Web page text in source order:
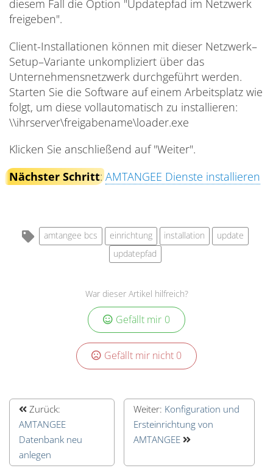
diesem Fall die Option "Updatepfad im Netzwerk
freigeben".
Client-Installationen können mit dieser Netzwerk–
Setup–Variante unkompliziert über das
Unternehmensnetzwerk durchgeführt werden.
Starten Sie die Software auf einem Arbeitsplatz wie
folgt, um diese vollautomatisch zu installieren:
\\ihrserver\freigabename\loader.exe
Klicken Sie anschließend auf "Weiter".
Nächster Schritt:AMTANGEE Dienste installieren
amtangee bcs einrichtung installation
update
updatepfad
War dieser Artikel hilfreich?
Gefällt mir 0
Gefällt mir nicht 0
Zurück:
AMTANGEE
Datenbank neu
anlegen
Weiter: Konfiguration und
Ersteinrichtung von
AMTANGEE